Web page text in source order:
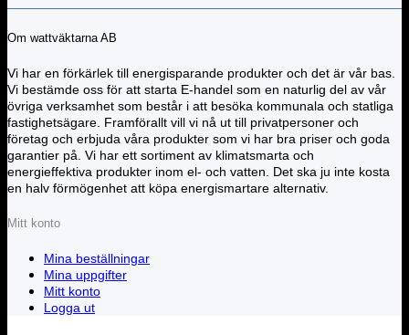
Om wattväktarna AB
Vi har en förkärlek till energisparande produkter och det är vår bas.
Vi bestämde oss för att starta E-handel som en naturlig del av vår
övriga verksamhet som består i att besöka kommunala och statliga
fastighetsägare. Framförallt vill vi nå ut till privatpersoner och
företag och erbjuda våra produkter som vi har bra priser och goda
garantier på. Vi har ett sortiment av klimatsmarta och
energieffektiva produkter inom el- och vatten. Det ska ju inte kosta
en halv förmögenhet att köpa energismartare alternativ.
Mitt konto
Mina beställningar
Mina uppgifter
Mitt konto
Logga ut